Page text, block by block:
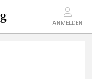
ANMELDEN